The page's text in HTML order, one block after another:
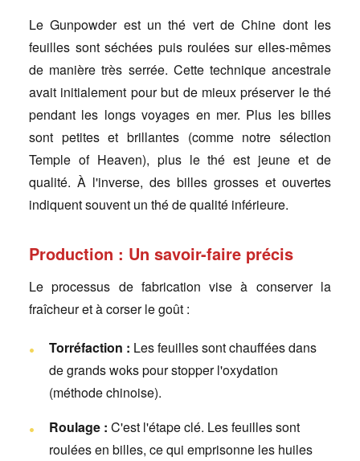
Le Gunpowder est un thé vert de Chine dont les
feuilles sont séchées puis roulées sur elles-mêmes
de manière très serrée. Cette technique ancestrale
avait initialement pour but de mieux préserver le thé
pendant les longs voyages en mer. Plus les billes
sont petites et brillantes (comme notre sélection
Temple of Heaven), plus le thé est jeune et de
qualité. À l'inverse, des billes grosses et ouvertes
indiquent souvent un thé de qualité inférieure.
Production : Un savoir-faire précis
Le processus de fabrication vise à conserver la
fraîcheur et à corser le goût :
Torréfaction : Les feuilles sont chauffées dans
de grands woks pour stopper l'oxydation
(méthode chinoise).
Roulage : C'est l'étape clé. Les feuilles sont
roulées en billes, ce qui emprisonne les huiles